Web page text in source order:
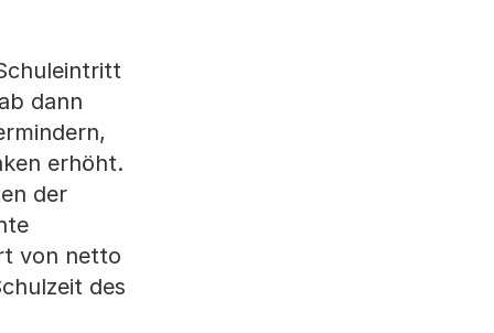
dann
erhöht.
der
von netto
des